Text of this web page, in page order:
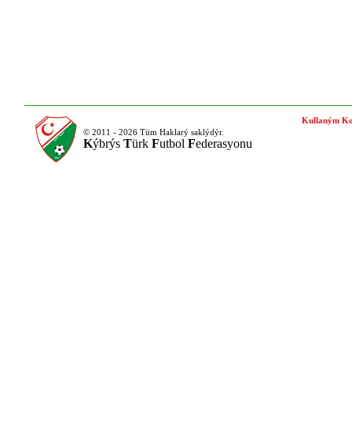
© 2011 - 2026 Tüm Haklarý saklýdýr.
Kýbrýs Türk Futbol Federasyonu
Kullaným